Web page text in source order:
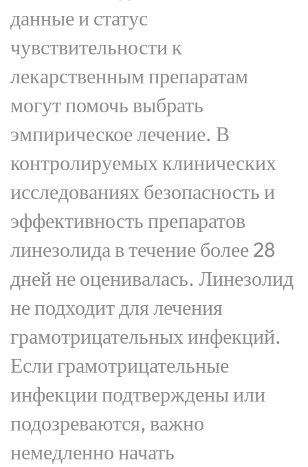
данные и статус
чувствительности к
лекарственным препаратам
могут помочь выбрать
эмпирическое лечение. В
контролируемых клинических
исследованиях безопасность и
эффективность препаратов
линезолида в течение более 28
дней не оценивалась. Линезолид
не подходит для лечения
грамотрицательных инфекций.
Если грамотрицательные
инфекции подтверждены или
подозреваются, важно
немедленно начать